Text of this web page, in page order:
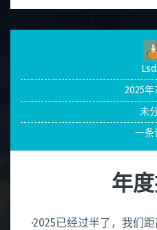
2025年
未
一条
年
·2025已经过半了，我们